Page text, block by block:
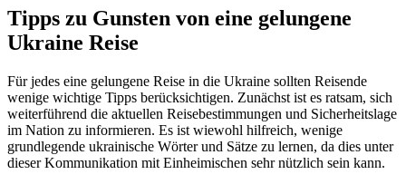
Tipps zu Gunsten von eine gelungene
Ukraine Reise
Für jedes eine gelungene Reise in die Ukraine sollten Reisende
wenige wichtige Tipps berücksichtigen. Zunächst ist es ratsam, sich
weiterführend die aktuellen Reisebestimmungen und Sicherheitslage
im Nation zu informieren. Es ist wiewohl hilfreich, wenige
grundlegende ukrainische Wörter und Sätze zu lernen, da dies unter
dieser Kommunikation mit Einheimischen sehr nützlich sein kann.